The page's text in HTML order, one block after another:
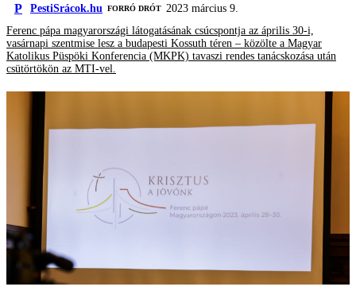
P PestiSrácok.hu FORRÓ DRÓT
2023 március 9.
Ferenc pápa magyarországi látogatásának csúcspontja az április 30-i,
vasárnapi szentmise lesz a budapesti Kossuth téren – közölte a Magyar
Katolikus Püspöki Konferencia (MKPK) tavaszi rendes tanácskozása után
csütörtökön az MTI-vel.